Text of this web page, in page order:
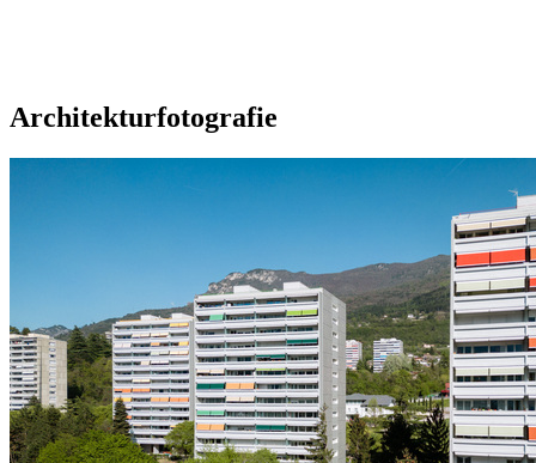
Architekturfotografie